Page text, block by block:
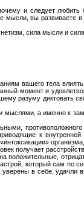
и следует
вы развиваете
сила мысли и
вашего тела
момент и
разуму диктовать
мыслями, а именно к
к
получает
положительные,
который сам по
в себе, удачли